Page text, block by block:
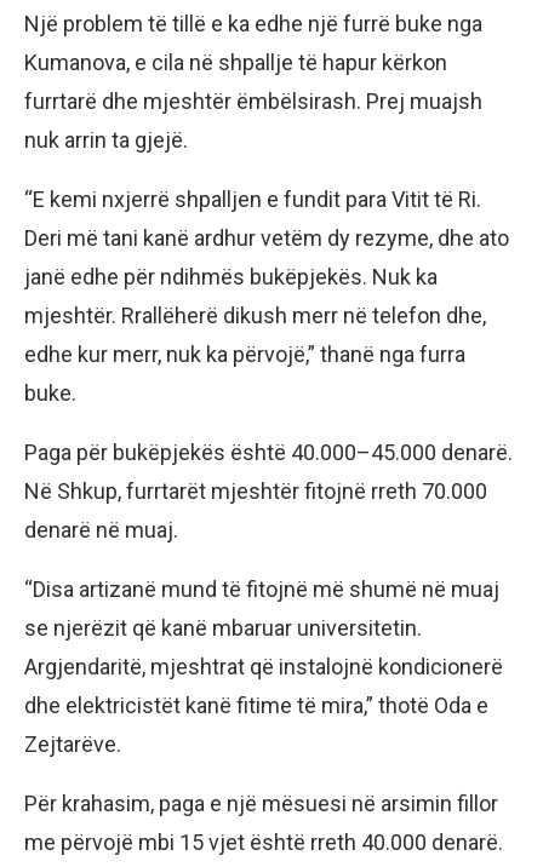
Një problem të tillë e ka edhe një furrë buke nga
Kumanova, e cila në shpallje të hapur kërkon
furrtarë dhe mjeshtër ëmbëlsirash. Prej muajsh
nuk arrin ta gjejë.
“E kemi nxjerrë shpalljen e fundit para Vitit të Ri.
Deri më tani kanë ardhur vetëm dy rezyme, dhe ato
janë edhe për ndihmës bukëpjekës. Nuk ka
mjeshtër. Rrallëherë dikush merr në telefon dhe,
edhe kur merr, nuk ka përvojë,” thanë nga furra
buke.
Paga për bukëpjekës është 40.000–45.000 denarë.
Në Shkup, furrtarët mjeshtër fitojnë rreth 70.000
denarë në muaj.
“Disa artizanë mund të fitojnë më shumë në muaj
se njerëzit që kanë mbaruar universitetin.
Argjendaritë, mjeshtrat që instalojnë kondicionerë
dhe elektricistët kanë fitime të mira,” thotë Oda e
Zejtarëve.
Për krahasim, paga e një mësuesi në arsimin fillor
me përvojë mbi 15 vjet është rreth 40.000 denarë.